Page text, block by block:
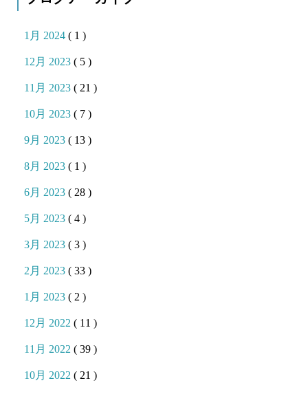
1月 2024( 1 )
12月 2023( 5 )
11月 2023( 21 )
10月 2023( 7 )
9月 2023( 13 )
8月 2023( 1 )
6月 2023( 28 )
5月 2023( 4 )
3月 2023( 3 )
2月 2023( 33 )
1月 2023( 2 )
12月 2022( 11 )
11月 2022( 39 )
10月 2022( 21 )